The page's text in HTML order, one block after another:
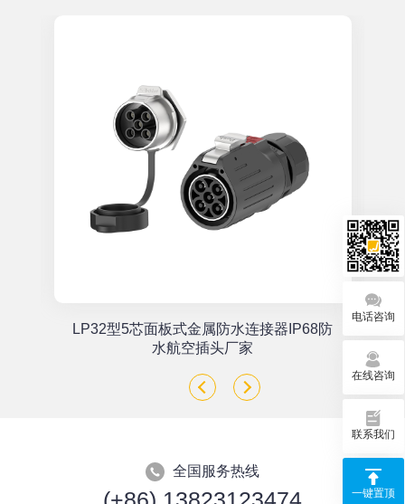
LP32型5芯面板式金属防水连接器IP68防
水航空插头厂家
全国服务热线
电话咨询
在线咨询
联系我们
一键置顶